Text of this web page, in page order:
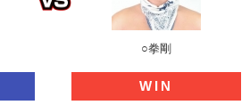
○拳剛
WIN